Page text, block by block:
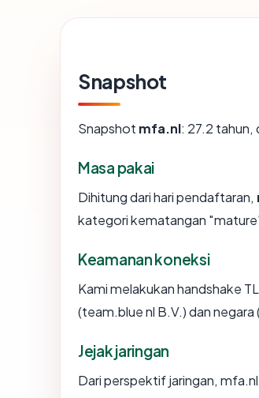
Snapshot
Snapshot mfa.nl: 27.2 tahun,
Masa pakai
Dihitung dari hari pendaftaran,
kategori kematangan
Keamanan koneksi
Kami melakukan handshake
(team.blue nl B.V.) dan
Jejak jaringan
Dari perspektif jaringan,